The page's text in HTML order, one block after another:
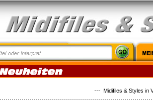
--- Midifiles & Styles in